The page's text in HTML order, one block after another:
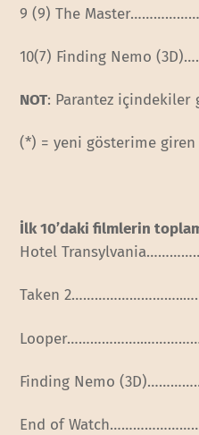
9 (9) The
10(7) Finding Nemo
NOT: Parantez içindekiler
(*) = yeni gösterime
İlk 10’daki filmlerin
Hotel
Taken 2………………………..
Looper………………..
Finding Nemo
End of